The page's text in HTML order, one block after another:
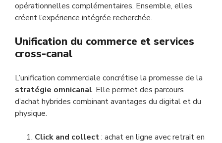
opérationnelles complémentaires. Ensemble, elles
créent l’expérience intégrée recherchée.
Unification du commerce et services
cross-canal
L’unification commerciale concrétise la promesse de la
stratégie omnicanal. Elle permet des parcours
d’achat hybrides combinant avantages du digital et du
physique.
Click and collect: achat en ligne avec retrait en